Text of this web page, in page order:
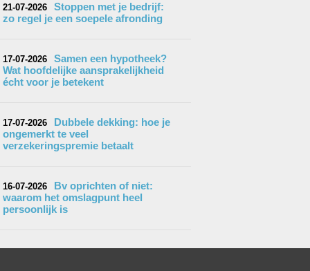
21-07-2026
Stoppen met je bedrijf:
zo regel je een soepele afronding
17-07-2026
Samen een hypotheek?
Wat hoofdelijke aansprakelijkheid
écht voor je betekent
17-07-2026
Dubbele dekking: hoe je
ongemerkt te veel
verzekeringspremie betaalt
16-07-2026
Bv oprichten of niet:
waarom het omslagpunt heel
persoonlijk is